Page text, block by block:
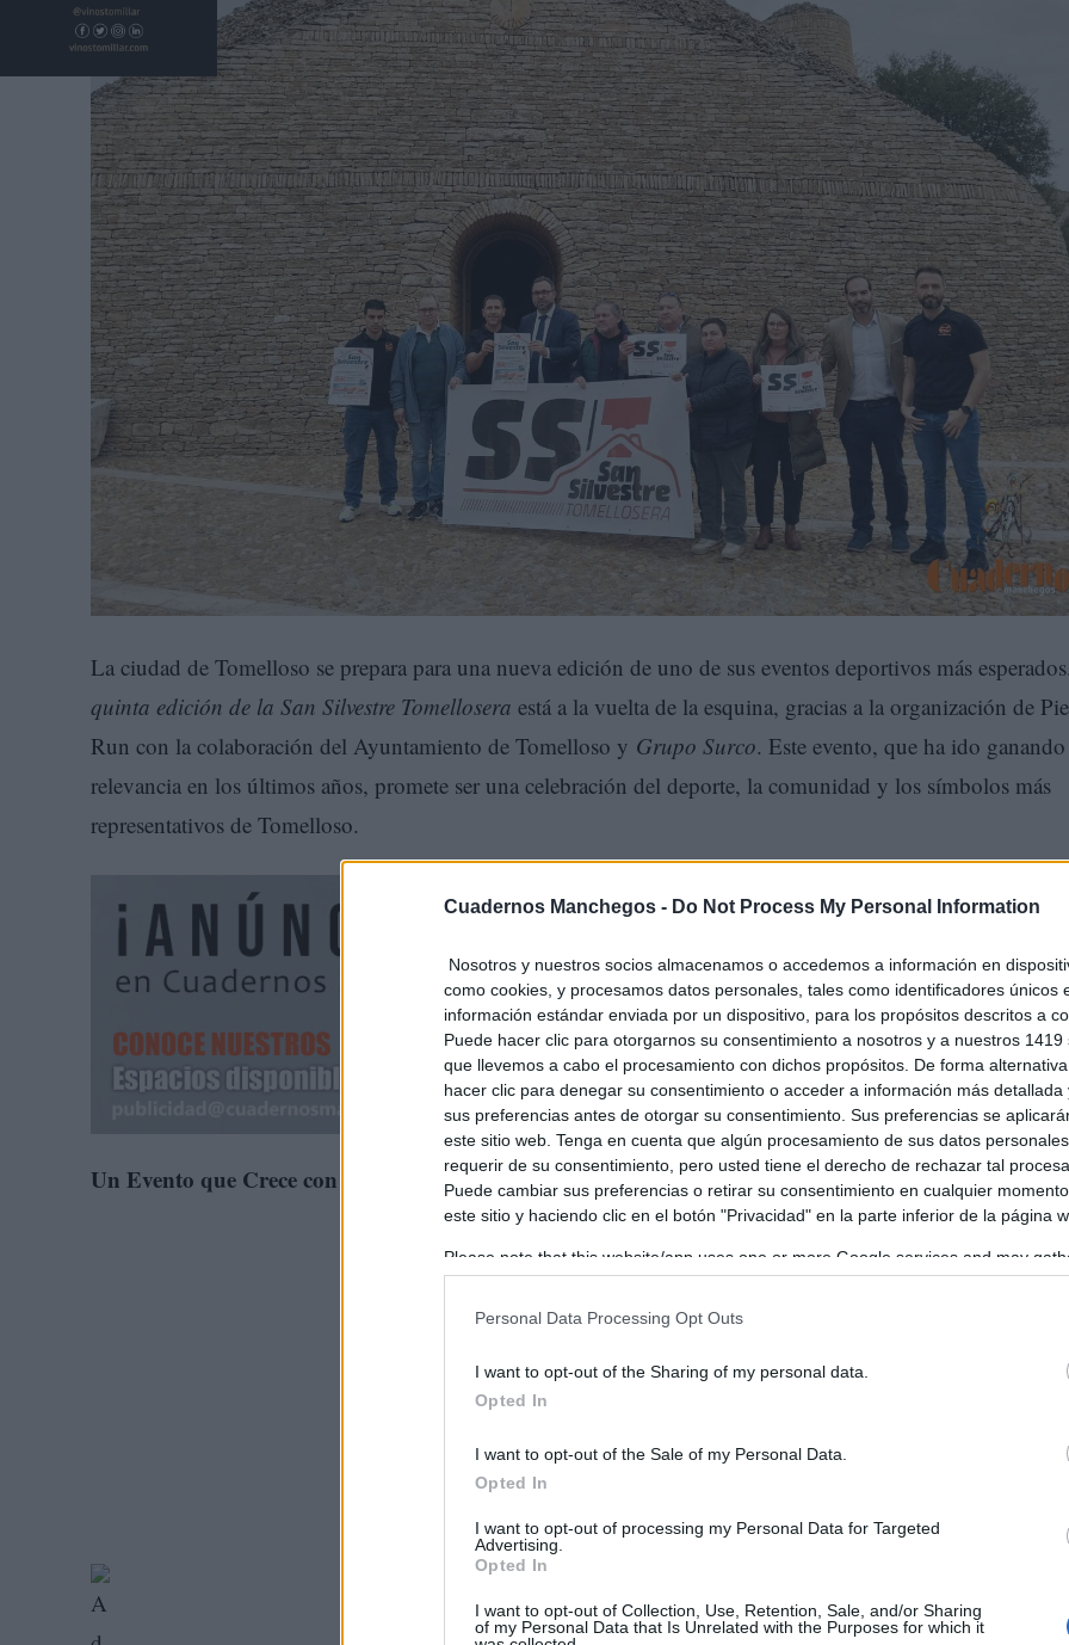
Cuadernos Manchegos - Do Not Process My Personal Information
Nosotros y nuestros socios almacenamos o accedemos a información en
como cookies, y procesamos datos personales, tales como identificadores únicos
información estándar enviada por un dispositivo, para los propósitos descritos a
Puede hacer clic para otorgarnos su consentimiento a nosotros y a nuestros 1419
que llevemos a cabo el procesamiento con dichos propósitos. De forma
hacer clic para denegar su consentimiento o acceder a información más detallada
sus preferencias antes de otorgar su consentimiento. Sus preferencias se
este sitio web. Tenga en cuenta que algún procesamiento de sus datos
requerir de su consentimiento, pero usted tiene el derecho de rechazar tal
Puede cambiar sus preferencias o retirar su consentimiento en cualquier
este sitio y haciendo clic en el botón "Privacidad" en la parte inferior de la página
Please note that this website/app uses one or more Google services and may
information including but not limited to your visit or usage behaviour. You may
in below Google consent section.
Personal Data Processing Opt Outs
I want to opt-out of the Sharing of my personal data.
Opted In
I want to opt-out of the Sale of my Personal Data.
Opted In
I want to opt-out of processing my Personal Data for Targeted
Advertising.
Opted In
I want to opt-out of Collection, Use, Retention, Sale, and/or Sharing
of my Personal Data that Is Unrelated with the Purposes for which it
La ciudad de Tomelloso se prepara para una nueva edición de uno de sus eventos deportivos más
quinta edición de la San Silvestre Tomellosera está a la vuelta de la esquina, gracias a la organización de
Run con la colaboración del Ayuntamiento de Tomelloso y Grupo Surco. Este evento, que ha ido ganando
relevancia en los últimos años, promete ser una celebración del deporte, la comunidad y los símbolos más
representativos de Tomelloso.
Un Evento que Crece con el Paso del Tiempo